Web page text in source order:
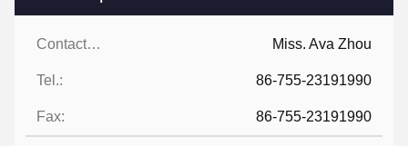
Contactpersonen: Miss. Ava Zhou
Tel.: 86-755-23191990
Fax: 86-755-23191990